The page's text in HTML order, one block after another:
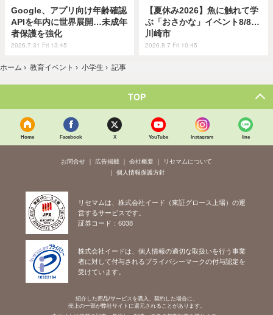
Google、アプリ向け年齢確認
APIを年内に世界展開…未成年
者保護を強化
2026.7.31 Fri 13:45
【夏休み2026】魚に触れて学
ぶ「おさかな」イベント8/8…
川崎市
2026.8.7 Fri 10:45
ホーム › 教育イベント › 小学生 › 記事
TOP
Home Facebook X YouTube Instagram line
お問合せ 広告掲載 会社概要
リセマムについて
個人情報保護方針
リセマムは、株式会社イード（東証グロース上場）の運
営するサービスです。
証券コード：6038
株式会社イードは、個人情報の適切な取扱いを行う事業
者に対して付与されるプライバシーマークの付与認定を
受けています。
紹介した商品/サービスを購入、契約した場合に、
売上の一部が弊社サイトに還元されることがあります。